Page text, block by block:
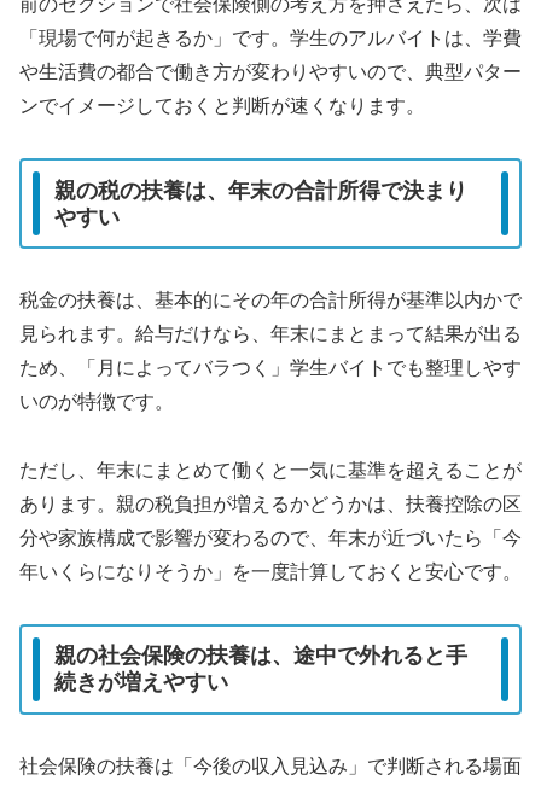
前のセクションで社会保険側の考え方を押さえたら、次は
「現場で何が起きるか」です。学生のアルバイトは、学費
や生活費の都合で働き方が変わりやすいので、典型パター
ンでイメージしておくと判断が速くなります。
親の税の扶養は、年末の合計所得で決まり
やすい
税金の扶養は、基本的にその年の合計所得が基準以内かで
見られます。給与だけなら、年末にまとまって結果が出る
ため、「月によってバラつく」学生バイトでも整理しやす
いのが特徴です。
ただし、年末にまとめて働くと一気に基準を超えることが
あります。親の税負担が増えるかどうかは、扶養控除の区
分や家族構成で影響が変わるので、年末が近づいたら「今
年いくらになりそうか」を一度計算しておくと安心です。
親の社会保険の扶養は、途中で外れると手
続きが増えやすい
社会保険の扶養は「今後の収入見込み」で判断される場面